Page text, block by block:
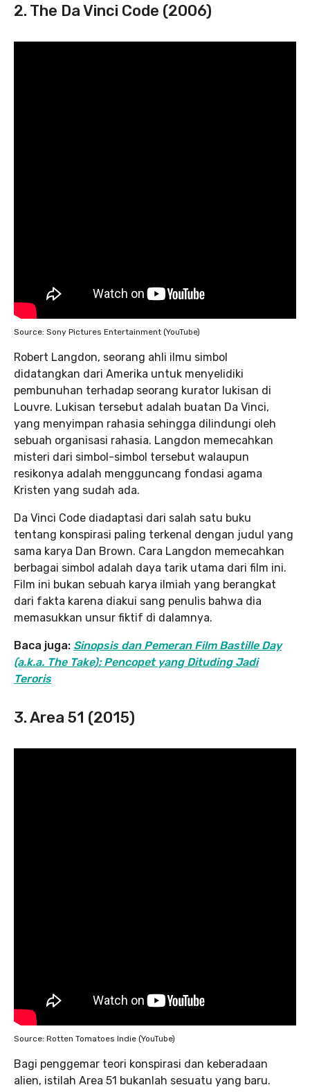
2. The Da Vinci Code (2006)
Source: Sony Pictures Entertainment (YouTube)
Robert Langdon, seorang ahli ilmu simbol
didatangkan dari Amerika untuk menyelidiki
pembunuhan terhadap seorang kurator lukisan di
Louvre. Lukisan tersebut adalah buatan Da Vinci,
yang menyimpan rahasia sehingga dilindungi oleh
sebuah organisasi rahasia. Langdon memecahkan
misteri dari simbol-simbol tersebut walaupun
resikonya adalah mengguncang fondasi agama
Kristen yang sudah ada.
Da Vinci Code diadaptasi dari salah satu buku
tentang konspirasi paling terkenal dengan judul yang
sama karya Dan Brown. Cara Langdon memecahkan
berbagai simbol adalah daya tarik utama dari film ini.
Film ini bukan sebuah karya ilmiah yang berangkat
dari fakta karena diakui sang penulis bahwa dia
memasukkan unsur fiktif di dalamnya.
Baca juga: Sinopsis dan Pemeran Film Bastille Day
(a.k.a. The Take): Pencopet yang Dituding Jadi
Teroris
3. Area 51 (2015)
Source: Rotten Tomatoes Indie (YouTube)
Bagi penggemar teori konspirasi dan keberadaan
alien, istilah Area 51 bukanlah sesuatu yang baru.